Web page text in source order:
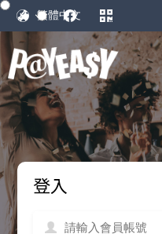
登入